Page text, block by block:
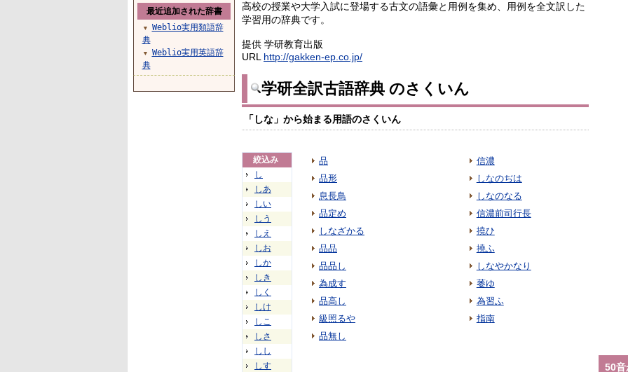
高校の授業や大学入試に登場する古文の語彙と用例を集め、用例を全文訳した
学習用の辞典です。
提供 学研教育出版
URL http://gakken-ep.co.jp/
学研全訳古語辞典 のさくいん
「しな」から始まる用語のさくいん
絞込み
し
しあ
しい
しう
しえ
しお
しか
しき
しく
しけ
しこ
しさ
しし
しす
品
品形
息長鳥
品定め
しなざかる
品品
品品し
為成す
品高し
級照るや
品無し
信濃
しなのぢは
しなのなる
信濃前司行長
撓ひ
撓ふ
しなやかなり
萎ゆ
為習ふ
指南
最近追加された辞書
▼
Weblio実用類語辞
典
▼
Weblio実用英語辞
典
50音